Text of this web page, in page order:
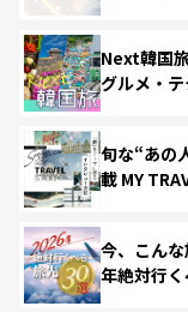
Next韓国
グルメ・
旬な“あの
載 MY
今、こん
年絶対行